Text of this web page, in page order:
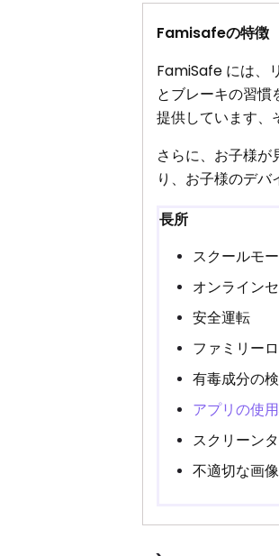
Famisafeの特徴
FamiSafe には、
とブレーキの習
提供しています、
さらに、お子様
り、お子様のデバ
長所
スクールモ
オンライン
安全運転
ファミリー
有毒成分の
アプリの使
スクリーン
不適切な画